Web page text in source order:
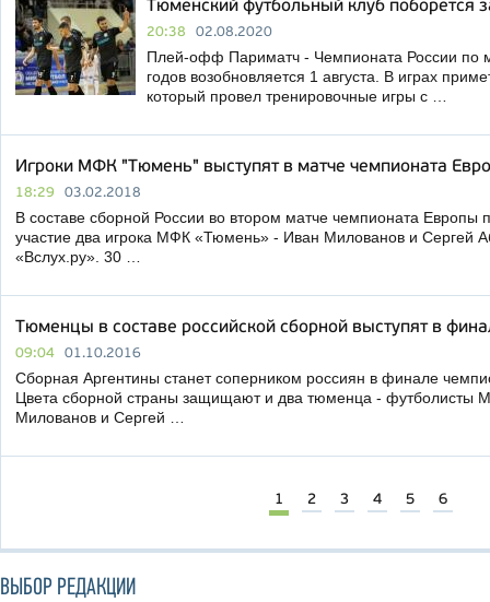
Тюменский футбольный клуб поборется
20:38 02.08.2020
Плей-офф Париматч - Чемпионата России по
годов возобновляется 1 августа. В играх
который провел тренировочные игры с …
Игроки МФК "Тюмень" выступят в матче чемпионата
18:29 03.02.2018
В составе сборной России во втором матче чемпионата Европы
участие два игрока МФК «Тюмень» - Иван Милованов и Сергей
«Вслух.ру». 30 …
Тюменцы в составе российской сборной выступят в
09:04 01.10.2016
Сборная Аргентины станет соперником россиян в финале
Цвета сборной страны защищают и два тюменца - футболисты
Милованов и Сергей …
1 2 3 4 5 6
ВЫБОР РЕДАКЦИИ